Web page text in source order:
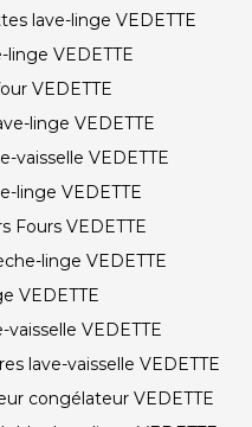
lave-linge VEDETTE
linge VEDETTE
VEDETTE
linge VEDETTE
vaisselle VEDETTE
linge VEDETTE
Fours VEDETTE
linge VEDETTE
VEDETTE
VEDETTE
lave-vaisselle VEDETTE
congélateur VEDETTE